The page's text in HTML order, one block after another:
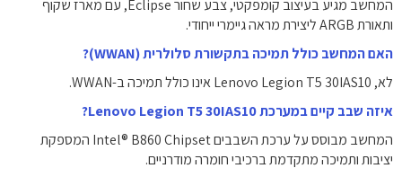
המחשב מגיע בעיצוב קומפקטי, צבע שחור Eclipse, עם מארז שקוף
ותאורת ARGB ליצירת מראה גיימרי ייחודי.
האם המחשב כולל תמיכה בתקשורת סלולרית (WWAN)?
לא, Lenovo Legion T5 30IAS10 אינו כולל תמיכה ב-WWAN.
איזה שבב קיים במערכת Lenovo Legion T5 30IAS10?
המחשב מבוסס על ערכת השבבים Intel® B860 Chipset המספקת
יציבות ותמיכה מתקדמת ברכיבי חומרה מודרניים.